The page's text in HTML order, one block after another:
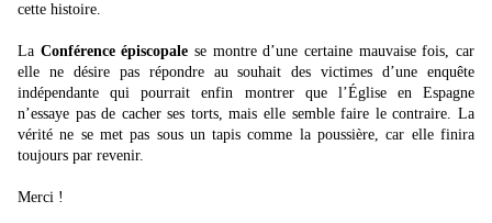
cette histoire.
La Conférence épiscopale se montre d’une certaine mauvaise fois, car
elle ne désire pas répondre au souhait des victimes d’une enquête
indépendante qui pourrait enfin montrer que l’Église en Espagne
n’essaye pas de cacher ses torts, mais elle semble faire le contraire. La
vérité ne se met pas sous un tapis comme la poussière, car elle finira
toujours par revenir.
Merci !